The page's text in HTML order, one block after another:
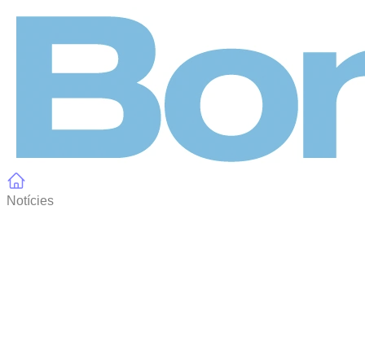
Notícies